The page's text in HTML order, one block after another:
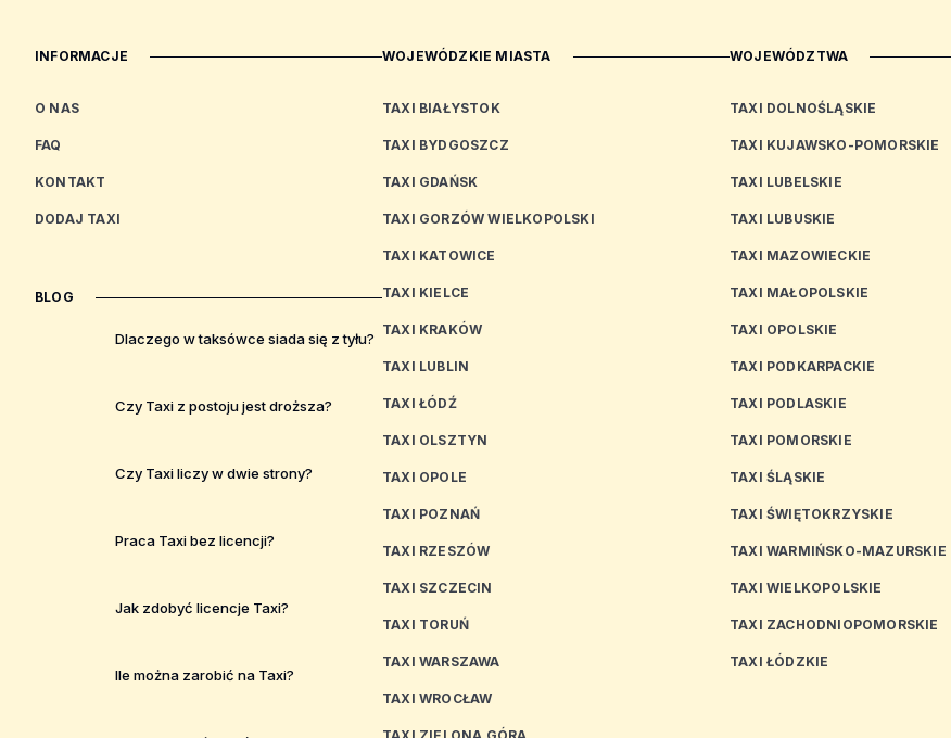
INFORMACJE
O NAS
FAQ
KONTAKT
DODAJ TAXI
BLOG
Dlaczego w taksówce siada się z tyłu?
Czy Taxi z postoju jest droższa?
Czy Taxi liczy w dwie strony?
Praca Taxi bez licencji?
Jak zdobyć licencje Taxi?
Ile można zarobić na Taxi?
WOJEWÓDZKIE MIASTA
TAXI BIAŁYSTOK
TAXI BYDGOSZCZ
TAXI GDAŃSK
TAXI GORZÓW WIELKOPOLSKI
TAXI KATOWICE
TAXI KIELCE
TAXI KRAKÓW
TAXI LUBLIN
TAXI ŁÓDŹ
TAXI OLSZTYN
TAXI OPOLE
TAXI POZNAŃ
TAXI RZESZÓW
TAXI SZCZECIN
TAXI TORUŃ
TAXI WARSZAWA
TAXI WROCŁAW
WOJEWÓDZTWA
TAXI DOLNOŚLĄSKIE
TAXI KUJAWSKO-POMORSKIE
TAXI LUBELSKIE
TAXI LUBUSKIE
TAXI MAZOWIECKIE
TAXI MAŁOPOLSKIE
TAXI OPOLSKIE
TAXI PODKARPACKIE
TAXI PODLASKIE
TAXI POMORSKIE
TAXI ŚLĄSKIE
TAXI ŚWIĘTOKRZYSKIE
TAXI WARMIŃSKO-MAZURSKIE
TAXI WIELKOPOLSKIE
TAXI ZACHODNIOPOMORSKIE
TAXI ŁÓDZKIE